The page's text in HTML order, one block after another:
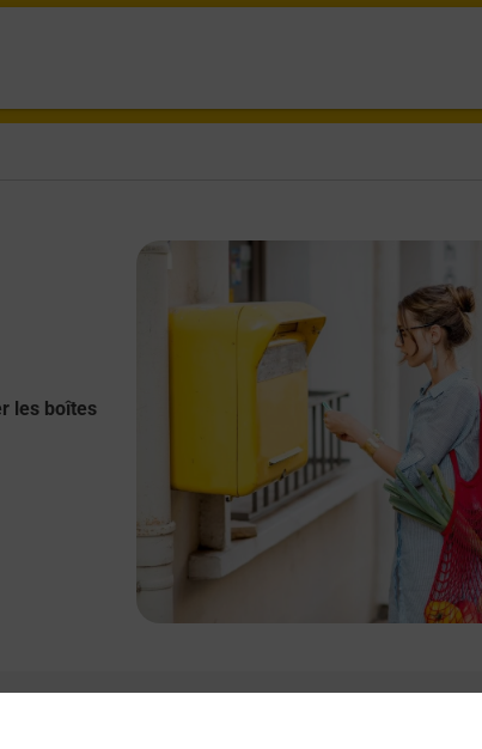
les boîtes